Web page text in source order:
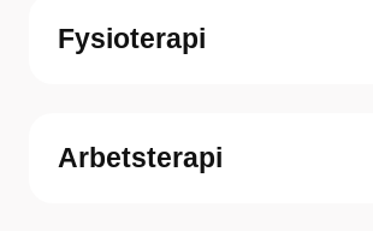
Fysioterapi
Arbetsterapi